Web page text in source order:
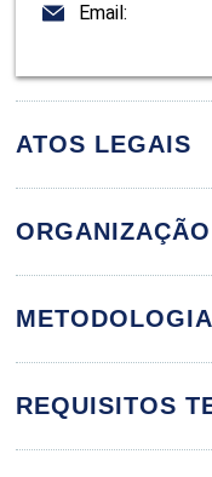
Email:
ATOS LEGAIS
de Obras
METODOLOGIA
REQUISITOS